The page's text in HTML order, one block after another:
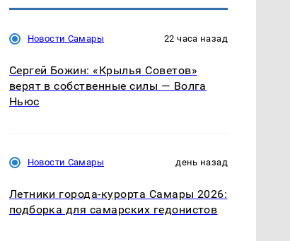
Новости Самары 22 часа назад
Сергей Божин: «Крылья Советов»
верят в собственные силы — Волга
Ньюс
Новости Самары день назад
Летники города-курорта Самары 2026:
подборка для самарских гедонистов